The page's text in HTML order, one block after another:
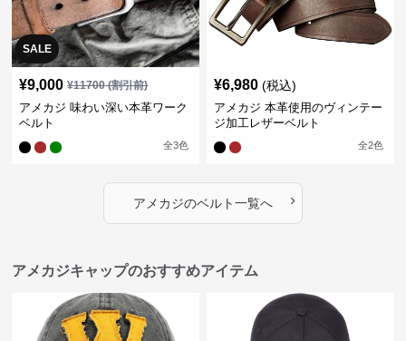
SALE
¥9,000 ¥11700(割引前)
アメカジ 味わい深い本革ワーク
ベルト
全3色
¥6,980 (税込)
アメカジ 本革使用のヴィンテー
ジ加工レザーベルト
全2色
アメカジのベルト一覧へ ›
アメカジキャップのおすすめアイテム